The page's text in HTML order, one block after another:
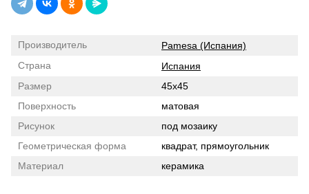
Производитель
Pamesa (Испания)
Страна
Испания
Размер
45x45
Поверхность
матовая
Рисунок
под мозаику
Геометрическая форма
квадрат, прямоугольник
Материал
керамика